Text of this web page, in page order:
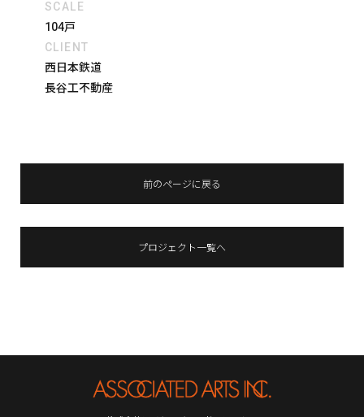
SCALE
104戸
CLIENT
西日本鉄道
長谷工不動産
前のページに戻る
プロジェクト一覧へ